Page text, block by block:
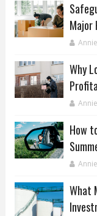
Major
Why
How
What